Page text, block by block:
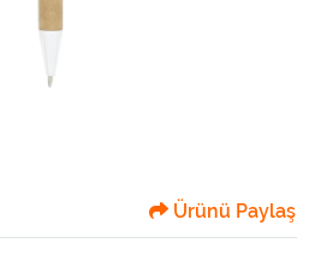
Ürünü Paylaş